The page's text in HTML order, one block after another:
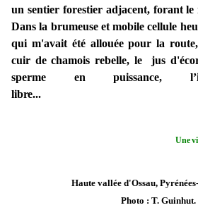
un sentier forestier adjacent, forant le
Dans la brumeuse et mobile cellule
qui m'avait été allouée pour la route
cuir de chamois rebelle, le jus
sperme en puissance,
Une
Haute vallée d'Ossau,
Photo : T. Guinhut.